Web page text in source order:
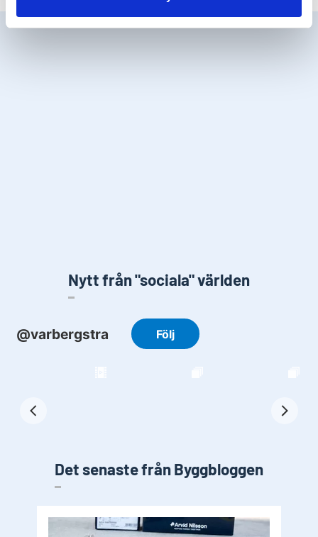
Nytt från "sociala" världen
Det senaste från Byggbloggen